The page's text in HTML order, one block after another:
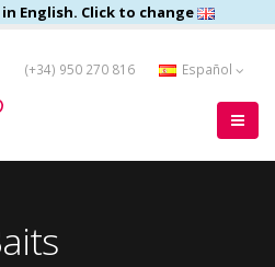
English. Click to change
(+34) 950 270 816 Español